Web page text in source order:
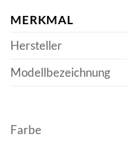
MERKMAL
Hersteller
Modellbezeichnung
Farbe